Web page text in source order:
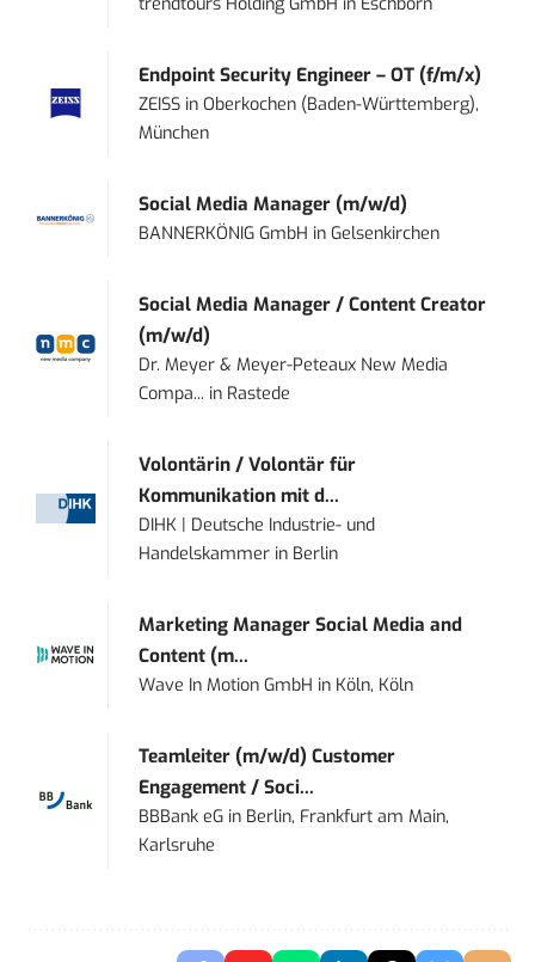
Endpoint Security Engineer – OT (f/m/x)
ZEISS inOberkochen (Baden-Württemberg),
München
Social Media Manager (m/w/d)
BANNERKÖNIG GmbH inGelsenkirchen
Social Media Manager / Content Creator
(m/w/d)
Dr. Meyer & Meyer-Peteaux New Media
Compa... in Rastede
Volontärin / Volontär für
Kommunikation mit d...
DIHK | Deutsche Industrie- und
Handelskammer in Berlin
Marketing Manager Social Media and
Content (m...
Wave In Motion GmbH in Köln, Köln
Teamleiter (m/w/d) Customer
Engagement / Soci...
BBBank eG in Berlin, Frankfurt am Main,
Karlsruhe